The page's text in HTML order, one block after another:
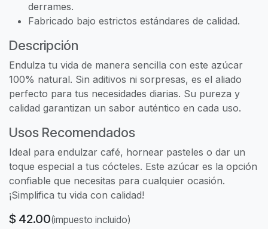
derrames.
Fabricado bajo estrictos estándares de calidad.
Descripción
Endulza tu vida de manera sencilla con este azúcar
100% natural. Sin aditivos ni sorpresas, es el aliado
perfecto para tus necesidades diarias. Su pureza y
calidad garantizan un sabor auténtico en cada uso.
Usos Recomendados
Ideal para endulzar café, hornear pasteles o dar un
toque especial a tus cócteles. Este azúcar es la opción
confiable que necesitas para cualquier ocasión.
¡Simplifica tu vida con calidad!
$ 42.00(impuesto incluido)